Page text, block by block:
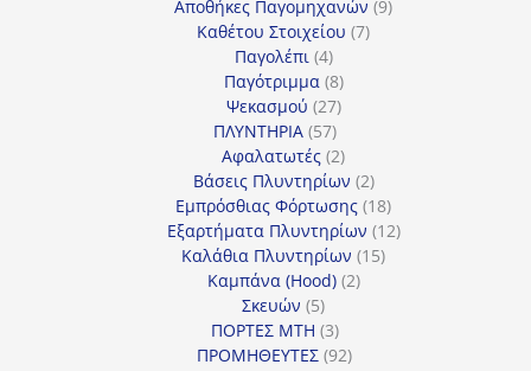
προϊόντα
Αποθήκες Παγομηχανών 99
Καθέτου Στοιχείου 77
Παγολέπι 44
προϊόντα
Παγότριμμα 88
προϊόντα
Ψεκασμού 2727
προϊόντα
ΠΛΥΝΤΗΡΙΑ 5757
προϊόντα
Αφαλατωτές 22
προϊόντα
Βάσεις Πλυντηρίων 22
προϊόντα
Εμπρόσθιας Φόρτωσης 1818
προϊόντα
Εξαρτήματα Πλυντηρίων 1212
Καλάθια Πλυντηρίων 1515
Καμπάνα (Hood) 22
Σκευών 55
προϊόντα
ΠΟΡΤΕΣ MTH 33
προϊόντα
ΠΡΟΜΗΘΕΥΤΕΣ 9292